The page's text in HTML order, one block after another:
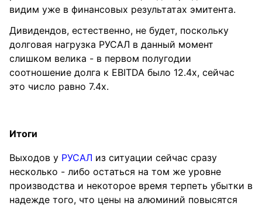
видим уже в финансовых результатах эмитента.
Дивидендов, естественно, не будет, поскольку
долговая нагрузка РУСАЛ в данный момент
слишком велика - в первом полугодии
соотношение долга к EBITDA было 12.4х, сейчас
это число равно 7.4х.
Итоги
Выходов у РУСАЛ из ситуации сейчас сразу
несколько - либо остаться на том же уровне
производства и некоторое время терпеть убытки в
надежде того, что цены на алюминий повысятся